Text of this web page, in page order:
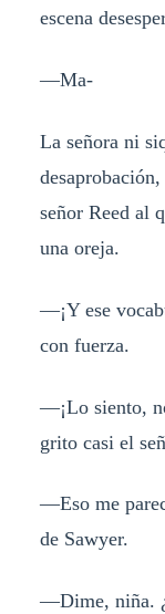
escena
—Ma-
La señora ni
señor Reed al
una oreja.
—¡Y ese
con fuerza.
—¡Lo siento,
grito casi el
—Eso me
de Sawyer.
—Dime, niña.